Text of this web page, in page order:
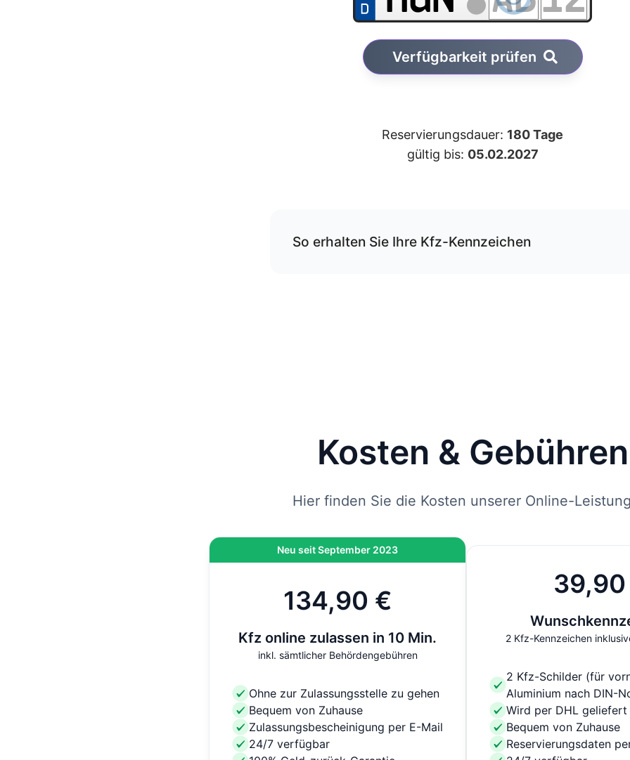
Verfügbarkeit prüfen
Reservierungsdauer: 180 Tage
gültig bis: 05.02.2027
So erhalten Sie Ihre Kfz-Kennzeichen
Kosten & Gebühren
Hier finden Sie die Kosten unserer Online-
Neu seit September 2023
134,90 €
Kfz online zulassen in 10 Min.
inkl. sämtlicher Behördengebühren
Ohne zur Zulassungsstelle zu gehen
Bequem von Zuhause
Zulassungsbescheinigung per E-Mail
24/7 verfügbar
2 Kfz-Kennzeichen
2 Kfz-Schilder (für
Aluminium nach DIN-
Wird per DHL
Bequem von Zuhause
Reservierungsdaten